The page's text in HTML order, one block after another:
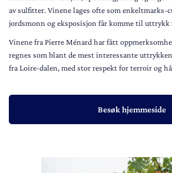
av sulfitter. Vinene lages ofte som enkeltmarks-
jordsmonn og eksposisjon får komme til uttrykk
Vinene fra Pierre Ménard har fått
regnes som blant de mest interessante
fra Loire-dalen, med stor respekt for terroir og
Besøk hjemmeside